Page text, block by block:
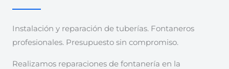
Instalación y reparación de tuberías. Fontaneros
profesionales. Presupuesto sin compromiso.
Realizamos reparaciones de fontanería en la